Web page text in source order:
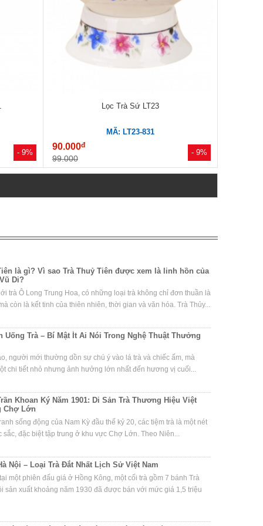
- 9% - 9%
Lọc Trà Sứ LT23
MÃ: LT23-831
90.000đ
99.000
là gì? Vì sao Trà Thuỷ Tiên được xem là linh hồn của
Di?
trà Ô Long Trung Hoa, có những loại trà không chỉ đơn thuần là
còn là kết tinh của thiên nhiên, thời gian và văn hóa. Trà Thủy...
Uống Trà – Bí Mật Ít Ai Nói Trong Nghệ Thuật Thưởng
người mới thường dồn sự chú ý vào lá trà và chiếc ấm, mà
chi tiết nhỏ nhưng ảnh hưởng lớn nhất đến hương vị cuối...
Khoan Ký Năm 1901: Di Sản Trà Thương Hiệu Việt
Chợ Lớn
sống động của Nam Kỳ đầu thế kỷ 20, các tiệm trà là một nét
sắc, đặc biệt tập trung ở khu vực Chợ Lớn. Theo Niên...
Nội – Loại Trà Đắt Nhất Lịch Sử Việt Nam
một phiên đấu giá ở Hồng Kông, một cối trà gồm 7 bánh Trà
sản xuất khoảng năm 1930 đã được bán với mức giá 1,5 triệu